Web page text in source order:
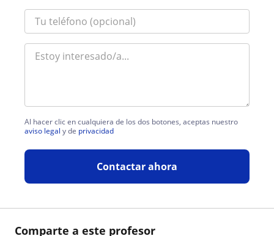
Comparte a este profesor
Al hacer clic en cualquiera de los dos botones, aceptas nuestro
aviso legal y de privacidad
Contactar ahora